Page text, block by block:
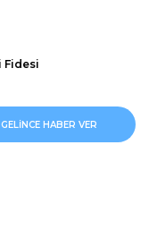
Fidesi
GELİNCE HABER VER